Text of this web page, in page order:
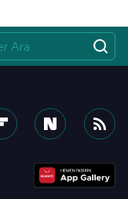
Kanunu uyarınca
ve sitemizde
ilgili bilgi